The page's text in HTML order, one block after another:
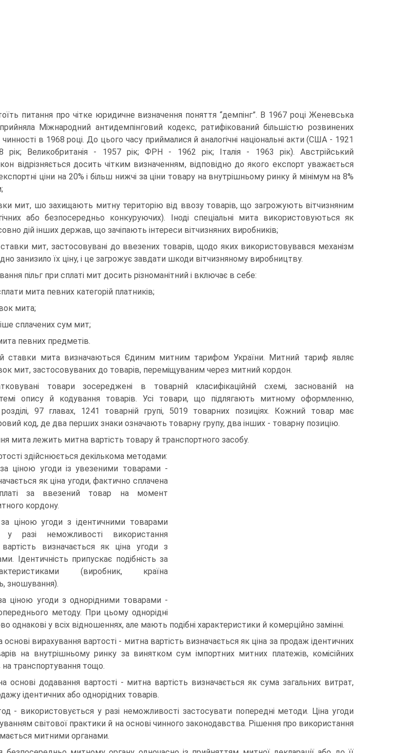
питання про чітке юридичне визначення поняття “демпінг”. В 1967 році Женевська
Міжнародний антидемпінговий кодекс, ратифікований більшістю розвинених
в 1968 році. До цього часу приймалися й аналогічні національні акти (США - 1921
рік; Великобританія - 1957 рік; ФРН - 1962 рік; Італія - 1963 рік). Австрійський
відрізняється досить чітким визначенням, відповідно до якого експорт уважається
ціни на 20% і більш нижчі за ціни товару на внутрішньому ринку й мінімум на 8%
мит, шо захищають митну територію від ввозу товарів, що загрожують вітчизняним
або безпосередньо конкуруючих). Іноді спе­ціальні мита використовуються як
дій інших держав, що зачіпають інтереси вітчизняних виробників;
мит, застосовувані до ввезених товарів, щодо яких використовувався механізм
занизило їх ціну, і це загрожує завдати шкоди вітчизняному виробництву.
пільг при сплаті мит досить різноманітний і включає в себе:
мита певних категорій платників;
мита;
сплачених сум мит;
певних предметів.
ставки мита визначаються Єдиним митним тарифом України. Митний тариф являє
мит, застосовуваних до товарів, переміщуваним через митний кордон.
товари зосереджені в товарній класи­фікаційній схемі, заснованій на
опису й кодування товарів. Усі товари, що підлягають митному оформленню,
97 главах, 1241 товарній групі, 5019 товарних позиціях. Кожний товар має
код, де два перших знаки означають товарну групу, два інших - товарну позицію.
мита лежить митна вартість товару й транспортного засобу.
здійснюється декількома методами:
ціною угоди із увезеними товарами -
як ціна угоди, фактично сплачена
за ввезений товар на момент
кордону.
ціною угоди з ідентичними товарами
у разі неможливості використання
визначається як ціна угоди з
Ідентичність припускає подібність за
(виробник, країна
зношування).
ціною угоди з однорідними товарами -
методу. При цьому однорідні
однакові у всіх відношеннях, але мають подібні характеристики й комерційно замінні.
вирахування вартості - митна вартість визначається як ціна за продаж ідентичних
на внутрішньому ринку за винятком сум імпортних митних платежів, комісійних
на транспортування тощо.
основі додавання вартості - митна вартість визначається як сума загальних витрат,
ідентичних або однорідних товарів.
- використовується у разі неможливості застосувати попередні методи. Ціна угоди
світової практики й на основі чинного законодавства. Рішення про використання
митними органами.